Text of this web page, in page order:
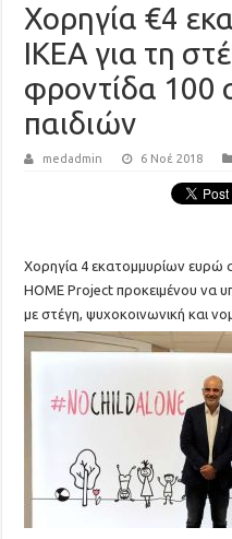
Χορηγία €4
ΙΚΕΑ για τη
φροντίδα 100
παιδιών
medadmin 6 Νοέ 2018
Χορηγία 4 εκατομμυρίων ευρώ
HOME Project προκειμένου να
με στέγη, ψυχοκοινωνική και